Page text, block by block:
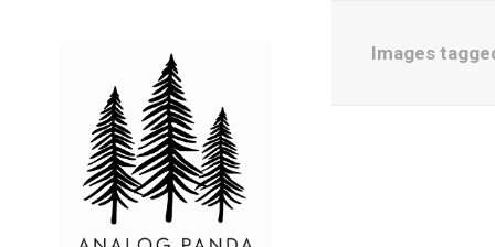
Images